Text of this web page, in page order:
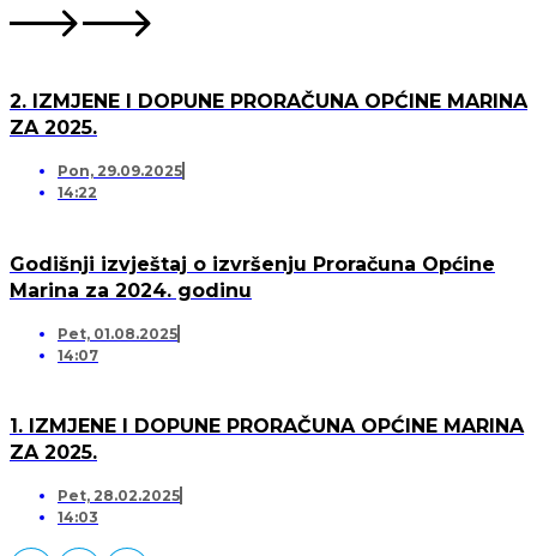
2. IZMJENE I DOPUNE PRORAČUNA OPĆINE MARINA
ZA 2025.
Pon, 29.09.2025
14:22
Godišnji izvještaj o izvršenju Proračuna Općine
Marina za 2024. godinu
Pet, 01.08.2025
14:07
1. IZMJENE I DOPUNE PRORAČUNA OPĆINE MARINA
ZA 2025.
Pet, 28.02.2025
14:03